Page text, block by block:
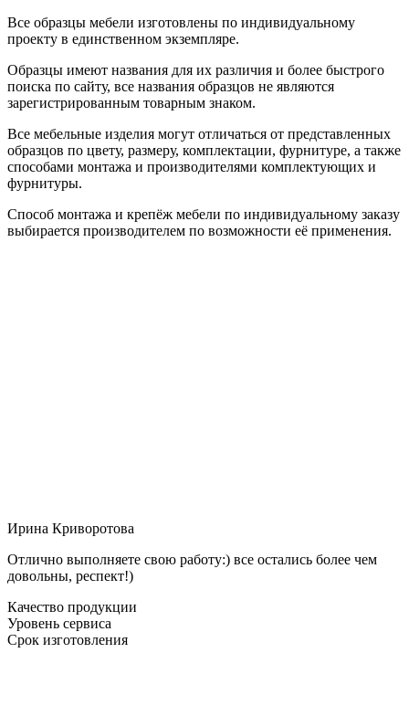
Все образцы мебели изготовлены по индивидуальному
проекту в единственном экземпляре.
Образцы имеют названия для их различия и более быстрого
поиска по сайту, все названия образцов не являются
зарегистрированным товарным знаком.
Все мебельные изделия могут отличаться от представленных
образцов по цвету, размеру, комплектации, фурнитуре, а также
способами монтажа и производителями комплектующих и
фурнитуры.
Способ монтажа и крепёж мебели по индивидуальному заказу
выбирается производителем по возможности её применения.
Ирина Криворотова
Отлично выполняете свою работу:) все остались более чем
довольны, респект!)
Качество продукции
Уровень сервиса
Срок изготовления